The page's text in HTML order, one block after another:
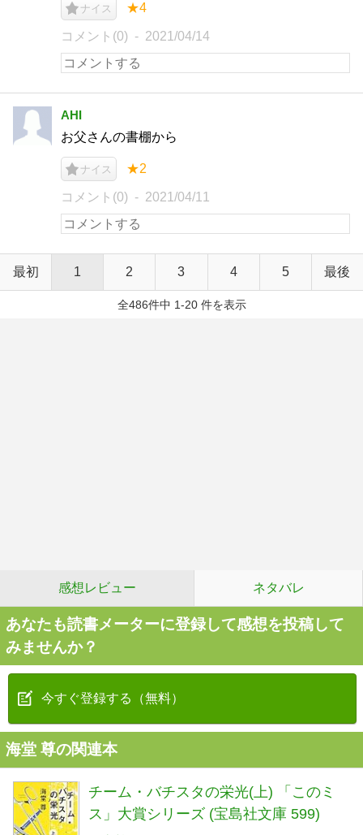
ナイス ★4
コメント(0) 2021/04/14
AHI
お父さんの書棚から
ナイス ★2
コメント(0) 2021/04/11
最初 1 2 3 4 5 最後
全486件中 1-20 件を表示
感想レビュー ネタバレ
あなたも読書メーターに登録して感想を投稿して
みませんか？
今すぐ登録する（無料）
海堂 尊の関連本
チーム・バチスタの栄光(上) 「このミ
ス」大賞シリーズ (宝島社文庫 599)